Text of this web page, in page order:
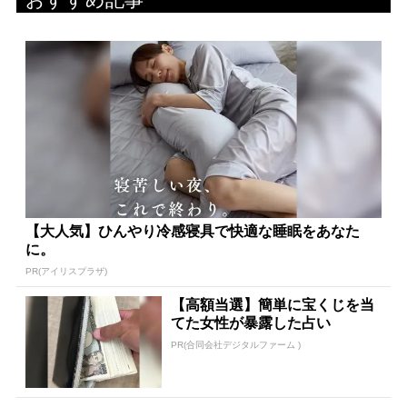
【大人気】ひんやり冷感寝具で快適な睡眠をあなた
に。
PR(アイリスプラザ)
【高額当選】簡単に宝くじを当
てた女性が暴露した占い
PR(合同会社デジタルファーム )